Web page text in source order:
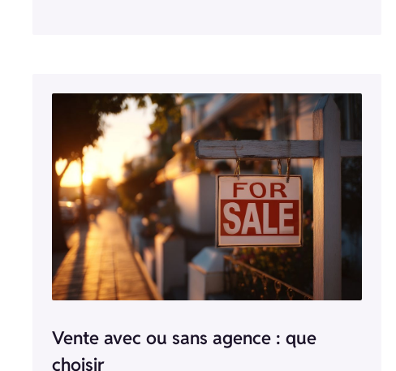
Vente avec ou sans agence : que
choisir